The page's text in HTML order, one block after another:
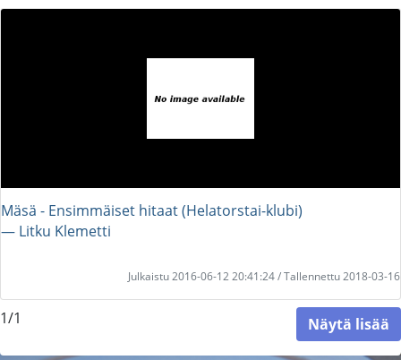
Mäsä - Ensimmäiset hitaat (Helatorstai-klubi)
― Litku Klemetti
Julkaistu 2016-06-12 20:41:24 / Tallennettu 2018-03-16
1/1 Näytä lisää